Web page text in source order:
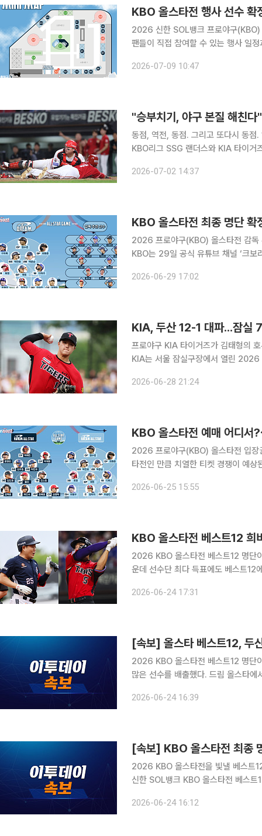
KBO 올스타전 행사 선수
2026 신한 SOL뱅크 프로야구(KBO)
팬들이 직접 참여할 수 있는 행사 일정과 참가 선수 명
하는 팬 페스트가 열린다. 행사장 내
2026-07-09 10:47
"승부치기, 야구 본질 해친
동점, 역전, 동점. 그리고 또다시 동점. 1일 광주 KIA챔피언스필드에서 열린 2026 신한 SOL뱅크
KBO리그 SSG 랜더스와 KIA 타이거
2026-07-02 14:37
KBO 올스타전 최종 명단
2026 프로야구(KBO) 올스타전 감독
KBO는 29일 공식 유튜브 채널 ‘크
LG 트윈스 염경엽 감독은 각각 13명
2026-06-29 17:02
KIA, 두산 12-1 대파...잠실
프로야구 KIA 타이거즈가 김태형의 호
KIA는 서울 잠실구장에서 열린 2026
주말 3연전에서도 싹쓸이 패를 면하
2026-06-28 21:24
KBO 올스타전 예매 어디서
2026 프로야구(KBO) 올스타전 입장
타전인 만큼 치열한 티켓 경쟁이 예상된다. 25일 KBO는 “2026 신한 SOL뱅크 KBO
2026-06-25 15:55
KBO 올스타전 베스트12
2026 KBO 올스타전 베스트12 명단
운데 선수단 최다 득표에도 베스트12에 들지 못한 선
발투수 곽빈(두산 베어스), 중간투수
2026-06-24 17:31
[속보] 올스타 베스트12, 두
2026 KBO 올스타전 베스트12 명단
많은 선수를 배출했다. 드림 올스타에서는 두산이 6명으로 최다 선정 구단에 올랐다. 이어 삼성 라
2026-06-24 16:39
[속보] KBO 올스타전 최종
2026 KBO 올스타전을 빛낼 베스트12 명단이 공개됐다. KBO
신한 SOL뱅크 KBO 올스타전 베스트12 최종 명단을 발
의지(두산 베어스) △1루수 디아즈(
2026-06-24 16:12